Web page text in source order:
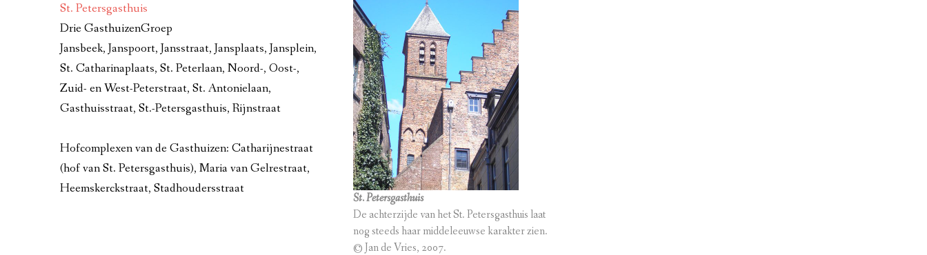
St. Petersgasthuis
Drie GasthuizenGroep
Jansbeek, Janspoort, Jansstraat, Jansplaats, Jansplein,
St. Catharinaplaats, St. Peterlaan, Noord-, Oost-,
Zuid- en West-Peterstraat, St. Antonielaan,
Gasthuisstraat, St.-Petersgasthuis, Rijnstraat
Hofcomplexen van de Gasthuizen: Catharijnestraat
(hof van St. Petersgasthuis), Maria van Gelrestraat,
Heemskerckstraat, Stadhoudersstraat
St. Petersgasthuis
De achterzijde van het St. Petersgasthuis laat
nog steeds haar middeleeuwse karakter zien.
© Jan de Vries, 2007.